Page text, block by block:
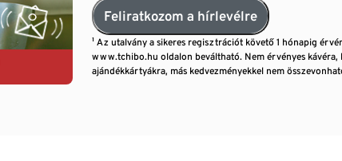
Feliratkozom a hírlevélre
¹ Az utalvány a sikeres regisztrációt követő 1 hónapig
www.tchibo.hu oldalon beváltható. Nem érvényes kávéra,
ajándékkártyákra, más kedvezményekkel nem